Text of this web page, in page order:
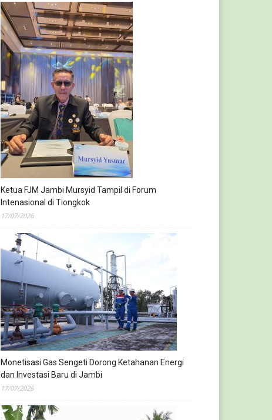
Ketua FJM Jambi Mursyid Tampil di Forum
Intenasional di Tiongkok
17/07/2026
Monetisasi Gas Sengeti Dorong Ketahanan Energi
dan Investasi Baru di Jambi
17/07/2026